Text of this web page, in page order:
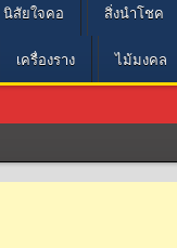
นิสัยใจคอ สิ่งนำโชค
เครื่องราง ไม้มงคล